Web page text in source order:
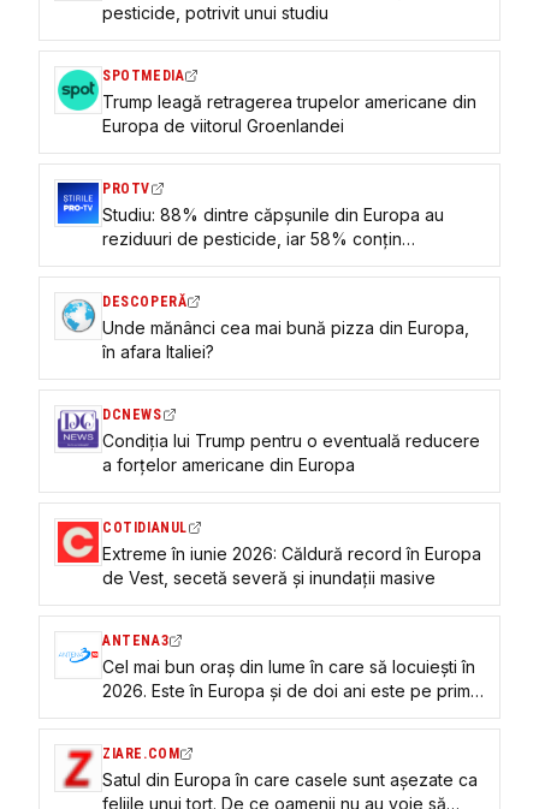
pesticide, potrivit unui studiu
SPOTMEDIA
Trump leagă retragerea trupelor americane din
Europa de viitorul Groenlandei
PROTV
Studiu: 88% dintre căpșunile din Europa au
reziduuri de pesticide, iar 58% conțin
„substanțe chimice eterne”
DESCOPERĂ
Unde mănânci cea mai bună pizza din Europa,
în afara Italiei?
DCNEWS
Condiția lui Trump pentru o eventuală reducere
a forțelor americane din Europa
COTIDIANUL
Extreme în iunie 2026: Căldură record în Europa
de Vest, secetă severă și inundații masive
ANTENA3
Cel mai bun oraș din lume în care să locuiești în
2026. Este în Europa și de doi ani este pe primul
loc la calitatea vieții
ZIARE.COM
Satul din Europa în care casele sunt așezate ca
feliile unui tort. De ce oamenii nu au voie să